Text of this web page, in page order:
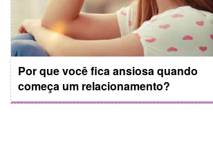
Por que você fica ansiosa quando
começa um relacionamento?